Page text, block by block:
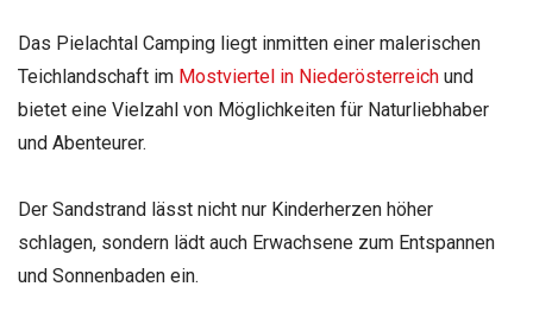
Das Pielachtal Camping liegt inmitten einer malerischen
Teichlandschaft im Mostviertel in Niederösterreich und
bietet eine Vielzahl von Möglichkeiten für Naturliebhaber
und Abenteurer.
Der Sandstrand lässt nicht nur Kinderherzen höher
schlagen, sondern lädt auch Erwachsene zum Entspannen
und Sonnenbaden ein.